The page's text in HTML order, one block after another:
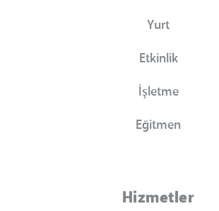
Yurt
Etkinlik
İşletme
Eğitmen
Hizmetler